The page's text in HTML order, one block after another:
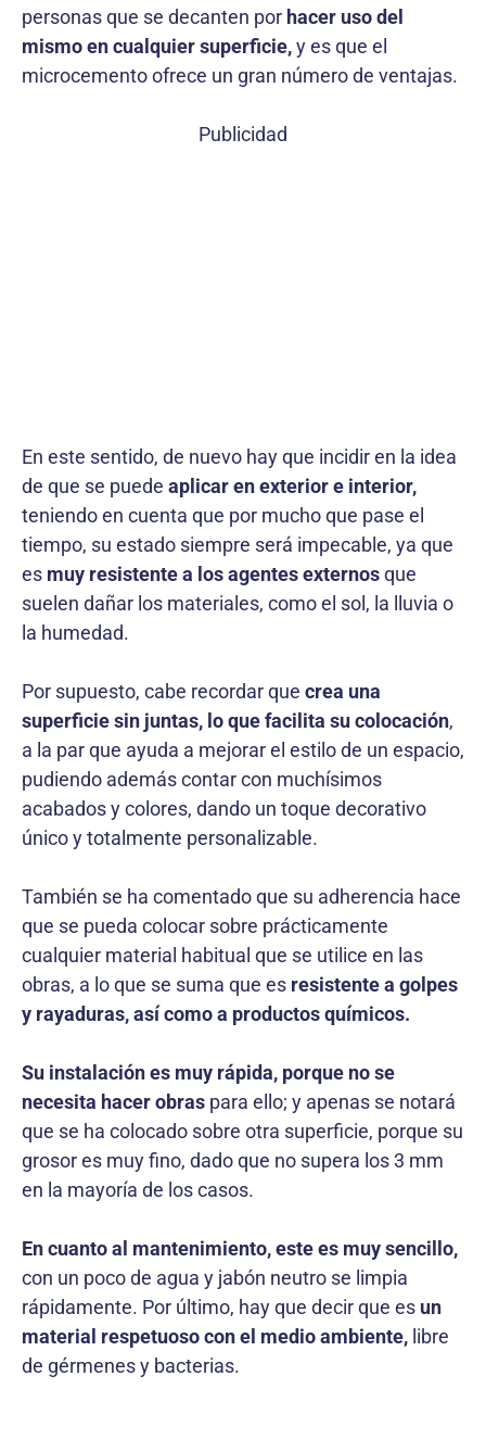
personas que se decanten por hacer uso del
mismo en cualquier superficie,y es que el
microcemento ofrece un gran número de ventajas.
Publicidad
En este sentido, de nuevo hay que incidir en la idea
de que se puede aplicar en exterior e interior,
teniendo en cuenta que por mucho que pase el
tiempo, su estado siempre será impecable, ya que
es muy resistente a los agentes externosque
suelen dañar los materiales, como el sol, la lluvia o
la humedad.
Por supuesto, cabe recordar que crea una
superficie sin juntas, lo que facilita su colocación,
a la par que ayuda a mejorar el estilo de un espacio,
pudiendo además contar con muchísimos
acabados y colores, dando un toque decorativo
único y totalmente personalizable.
También se ha comentado que su adherencia hace
que se pueda colocar sobre prácticamente
cualquier material habitual que se utilice en las
obras, a lo que se suma que es resistente a golpes
y rayaduras, así como a productos químicos.
Su instalación es muy rápida, porque no se
necesita hacer obras para ello; y apenas se notará
que se ha colocado sobre otra superficie, porque su
grosor es muy fino, dado que no supera los 3 mm
en la mayoría de los casos.
En cuanto al mantenimiento, este es muy sencillo,
con un poco de agua y jabón neutro se limpia
rápidamente. Por último, hay que decir que es un
material respetuoso con el medio ambiente, libre
de gérmenes y bacterias.